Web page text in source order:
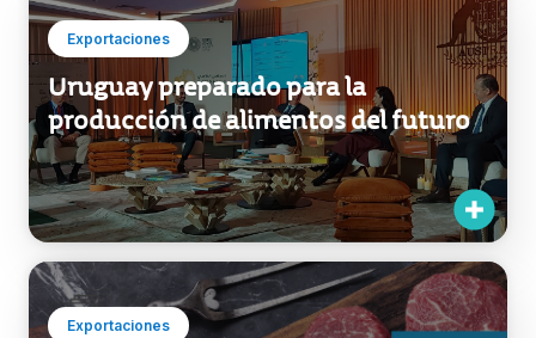
Exportaciones
Uruguay preparado para la
producción de alimentos del futuro
Exportaciones